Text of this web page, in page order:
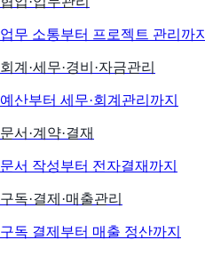
업무 소통부터 프로젝트 관리까지
회계·세무·경비·자금관리
예산부터 세무·회계관리까지
문서·계약·결재
문서 작성부터 전자결재까지
구독·결제·매출관리
구독 결제부터 매출 정산까지